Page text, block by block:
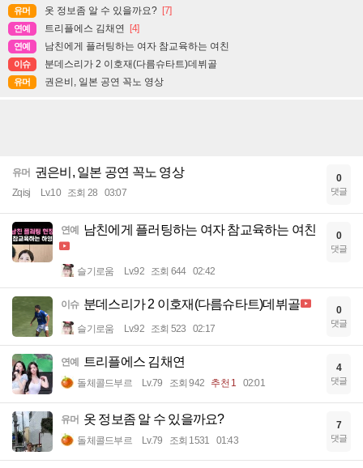
유머 옷 정보좀 알 수 있을까요? [7]
연예 트리플에스 김채연 [4]
연예 남친에게 플러팅하는 여자 참교육하는 여친
이슈 분데스리가 2 이호재(다름슈타트)데뷔골
유머 권은비, 일본 공연 꼭노 영상
유머 권은비, 일본 공연 꼭노 영상
Zqisj Lv.10 조회 28 03:07
0
댓글
연예 남친에게 플러팅하는 여자 참교육하는 여친
슬기로움 Lv.92 조회 644 02:42
0
댓글
이슈 분데스리가 2 이호재(다름슈타트)데뷔골
슬기로움 Lv.92 조회 523 02:17
0
댓글
연예 트리플에스 김채연
돌체콜드부르 Lv.79 조회 942 추천 1 02:01
4
댓글
유머 옷 정보좀 알 수 있을까요?
돌체콜드부르 Lv.79 조회 1531 01:43
7
댓글